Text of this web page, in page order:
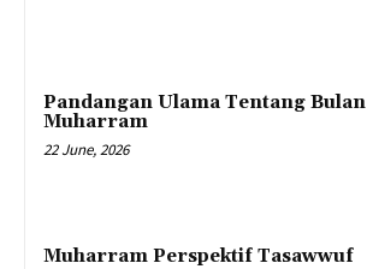
Pandangan Ulama Tentang Bulan
Muharram
22 June, 2026
Muharram Perspektif Tasawwuf